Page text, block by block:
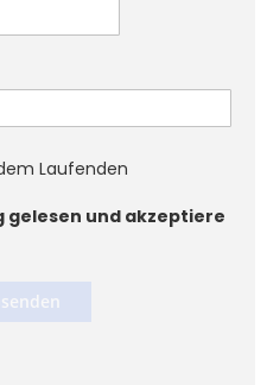
Laufenden
gelesen und akzeptiere